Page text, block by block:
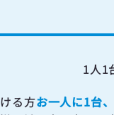
1人1
る方お一人に1台